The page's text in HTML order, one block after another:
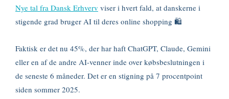
Nye tal fra Dansk Erhverv viser i hvert fald, at danskerne i
stigende grad bruger AI til deres online shopping 🛍️
Faktisk er det nu 45%, der har haft ChatGPT, Claude, Gemini
eller en af de andre AI-venner inde over købsbeslutningen i
de seneste 6 måneder. Det er en stigning på 7 procentpoint
siden sommer 2025.